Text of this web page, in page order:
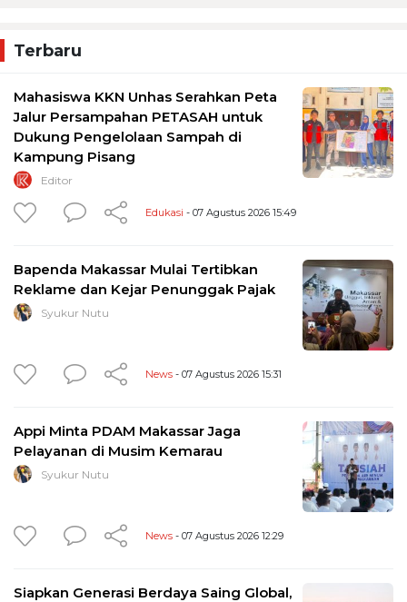
Terbaru
Mahasiswa KKN Unhas Serahkan Peta
Jalur Persampahan PETASAH untuk
Dukung Pengelolaan Sampah di
Kampung Pisang
Editor
Edukasi - 07 Agustus 2026 15:49
Bapenda Makassar Mulai Tertibkan
Reklame dan Kejar Penunggak Pajak
Syukur Nutu
News - 07 Agustus 2026 15:31
Appi Minta PDAM Makassar Jaga
Pelayanan di Musim Kemarau
Syukur Nutu
News - 07 Agustus 2026 12:29
Siapkan Generasi Berdaya Saing Global,